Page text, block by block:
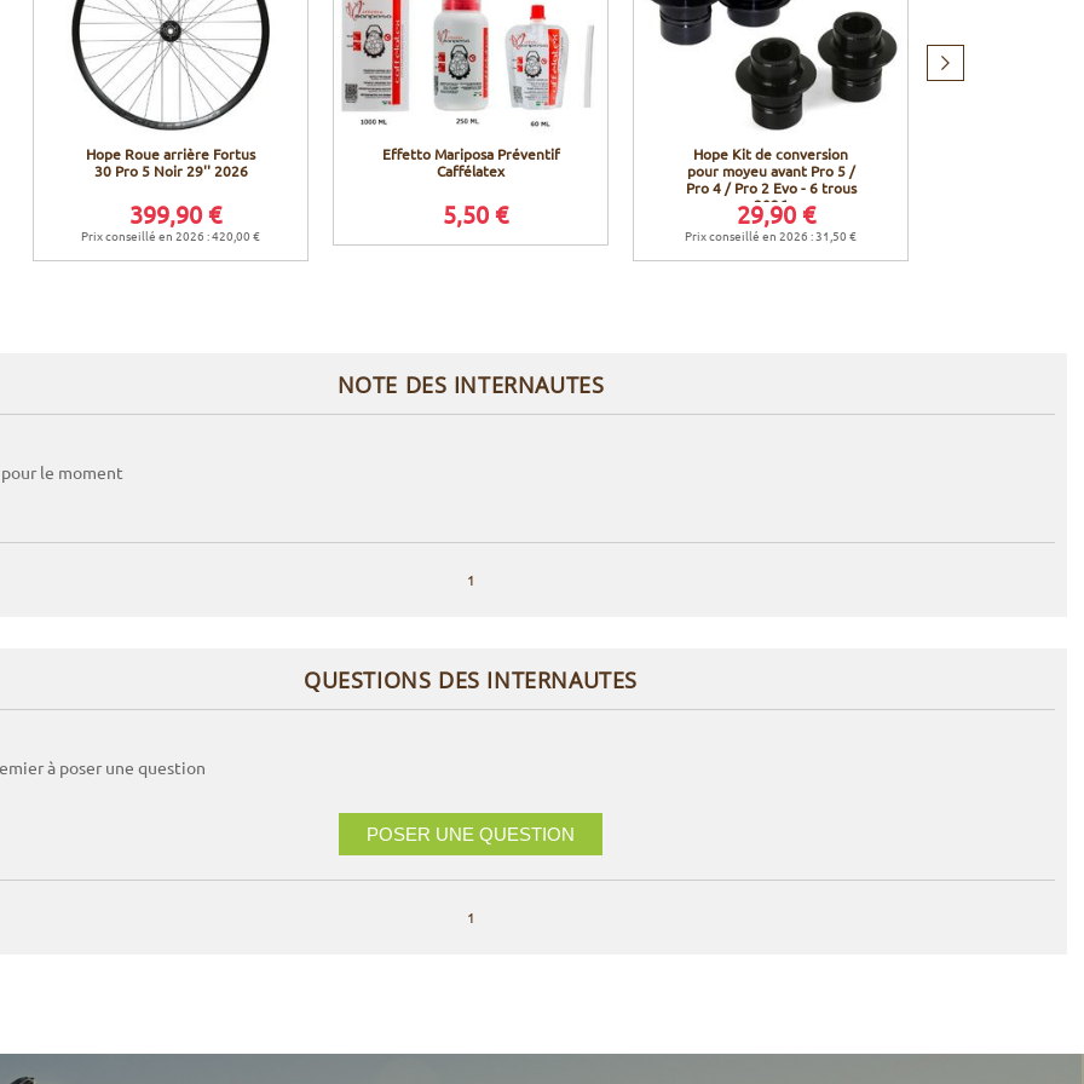
Hope Roue arrière Fortus
30 Pro 5 Noir 29'' 2026
399,90 €
Prix conseillé en 2026 : 420,00 €
Effetto Mariposa Préventif
Caffélatex
5,50 €
Hope Kit de conversion
pour moyeu avant Pro 5 /
Pro 4 / Pro 2 Evo - 6 trous
2026
29,90 €
Prix conseillé en 2026 : 31,50 €
suivant
NOTE DES INTERNAUTES
le moment
1
QUESTIONS DES INTERNAUTES
à poser une question
POSER UNE QUESTION
1